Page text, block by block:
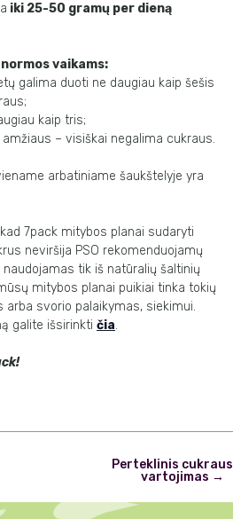
iki 25-50 gramų per dieną
vaikams:
galima duoti ne daugiau kaip šešis
kaip tris;
– visiškai negalima cukraus.
arbatiniame šaukštelyje yra
7pack mitybos planai sudaryti
neviršija PSO rekomenduojamų
tik iš natūralių šaltinių
mitybos planai puikiai tinka tokių
svorio palaikymas, siekimui.
galite išsirinkti čia.
Perteklinis cukraus
vartojimas →